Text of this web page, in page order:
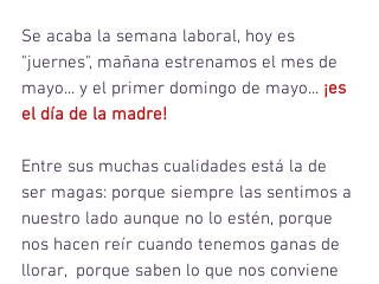
Se acaba la semana laboral, hoy es
"juernes", mañana estrenamos el mes de
mayo... y el primer domingo de mayo... ¡es
el día de la madre!
Entre sus muchas cualidades está la de
ser magas: porque siempre las sentimos a
nuestro lado aunque no lo estén, porque
nos hacen reír cuando tenemos ganas de
llorar,  porque saben lo que nos conviene